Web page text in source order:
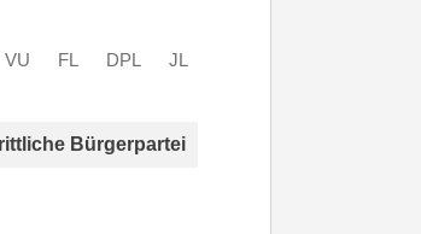
VU FL DPL JL
Bürgerpartei